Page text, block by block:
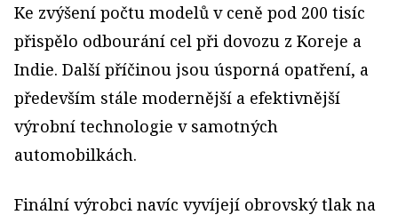
Ke zvýšení počtu modelů v ceně pod 200 tisíc
přispělo odbourání cel při dovozu z Koreje a
Indie. Další příčinou jsou úsporná opatření, a
především stále modernější a efektivnější
výrobní technologie v samotných
automobilkách.
Finální výrobci navíc vyvíjejí obrovský tlak na